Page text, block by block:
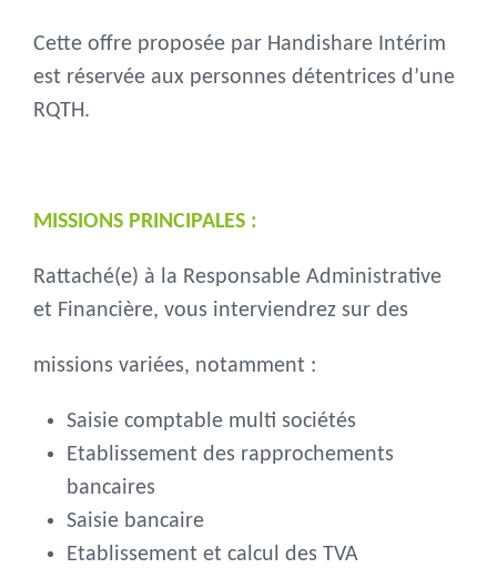
Cette offre proposée par Handishare Intérim
est réservée aux personnes détentrices d’une
RQTH.
MISSIONS PRINCIPALES :
Rattaché(e) à la Responsable Administrative
et Financière, vous interviendrez sur des
missions variées, notamment :
Saisie comptable multi sociétés
Etablissement des rapprochements
bancaires
Saisie bancaire
Etablissement et calcul des TVA